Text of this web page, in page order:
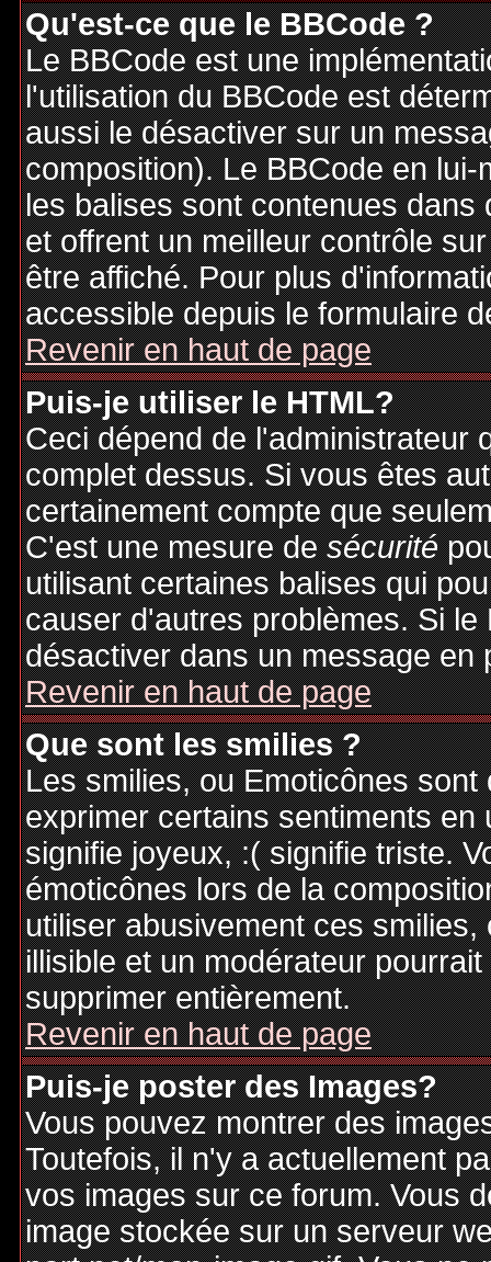
Qu'est-ce que le BBCode ?
Le BBCode est une
l'utilisation du BBCode est
aussi le désactiver sur un
composition). Le BBCode en
les balises sont contenues
et offrent un meilleur contrôle
être affiché. Pour plus
accessible depuis le formulaire
Revenir en haut de page
Puis-je utiliser le HTML?
Ceci dépend de l'administrateur
complet dessus. Si vous êtes
certainement compte que
C'est une mesure desécurité
utilisant certaines balises qui
causer d'autres problèmes. Si
désactiver dans un message en
Revenir en haut de page
Que sont les smilies ?
Les smilies, ou Emoticônes
exprimer certains sentiments
signifie joyeux, :( signifie triste.
émoticônes lors de la
utiliser abusivement ces
illisible et un modérateur
supprimer entièrement.
Revenir en haut de page
Puis-je poster des Images?
Vous pouvez montrer des
Toutefois, il n'y a actuellement
vos images sur ce forum. Vous
image stockée sur un serveur